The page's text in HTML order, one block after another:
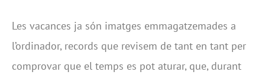
Les vacances ja són imatges emmagatzemades a
l’ordinador, records que revisem de tant en tant per
comprovar que el temps es pot aturar, que, durant